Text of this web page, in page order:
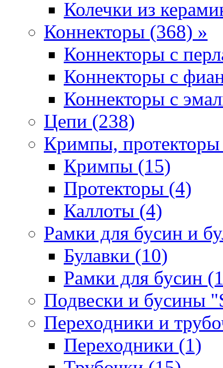
Колечки из
Коннекторы (368) »
Коннекторы с
Коннекторы с
Коннекторы с
Цепи (238)
Кримпы,
Кримпы (15)
Протекторы (4)
Каллоты (4)
Рамки для бусин и
Булавки (10)
Рамки для бусин
Подвески и бусины
Переходники и
Переходники (1)